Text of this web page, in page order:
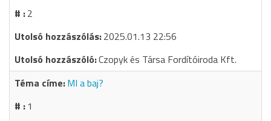
2
2025.01.13 22:56
Czopyk és Társa Fordítóiroda Kft.
MI a baj?
1